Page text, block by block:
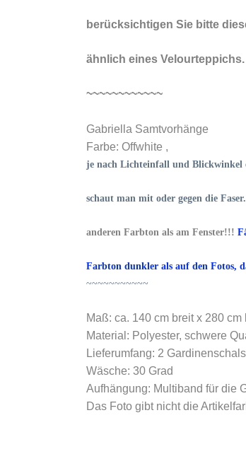
berücksichtigen Sie bitte
ähnlich eines Velourteppichs.
~~~~~~~~~~~~
Gabriella Samtvorhänge
Farbe: Offwhite ,
je nach Lichteinfall und Blickwinkel
schaut man mit oder gegen die
anderen Farbton als am Fenster!!!
Farbton dunkler als auf den Fotos,
~~~~~~~~~~~
Maß: ca. 140 cm breit x 280
Material: Polyester, schwere
Lieferumfang: 2
Wäsche: 30 Grad
Aufhängung: Multiband für die
Das Foto gibt nicht die